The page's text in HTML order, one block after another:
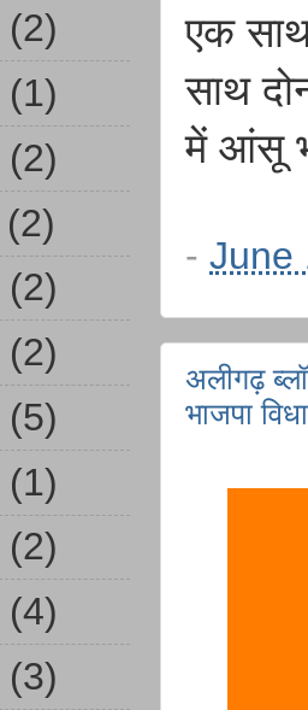
एक
साथ
में आंसू
- June
अलीगढ़
भाजपा
(2)
(1)
(2)
(2)
(2)
(2)
(5)
(1)
(2)
(4)
(3)